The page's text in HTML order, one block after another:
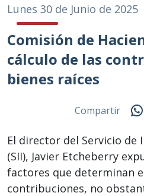
Lunes 30 de Junio de 2025
Comisión de
cálculo de las
bienes raíces
Compartir
El director del Servicio de
(SII), Javier Etcheberry
factores que determinan
contribuciones, no